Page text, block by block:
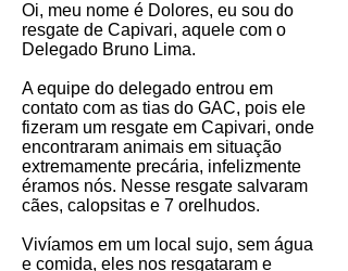
Oi, meu nome é Dolores, eu sou do
resgate de Capivari, aquele com o
Delegado Bruno Lima.
A equipe do delegado entrou em
contato com as tias do GAC, pois ele
fizeram um resgate em Capivari, onde
encontraram animais em situação
extremamente precária, infelizmente
éramos nós. Nesse resgate salvaram
cães, calopsitas e 7 orelhudos.
Vivíamos em um local sujo, sem água
e comida, eles nos resgataram e